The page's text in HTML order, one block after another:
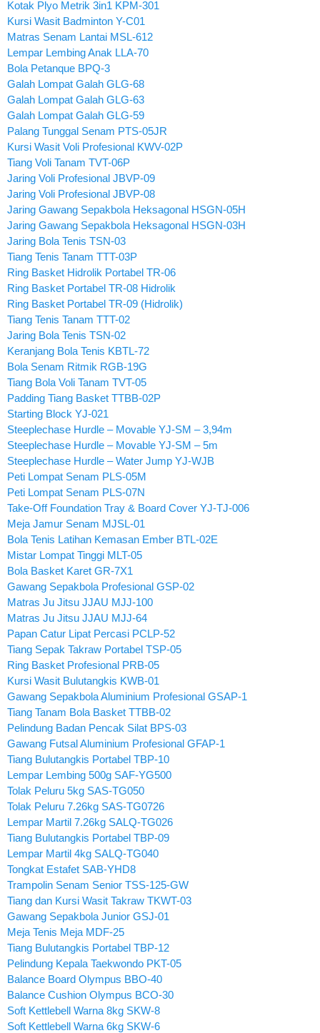
Kotak Plyo Metrik 3in1 KPM-301
Kursi Wasit Badminton Y-C01
Matras Senam Lantai MSL-612
Lempar Lembing Anak LLA-70
Bola Petanque BPQ-3
Galah Lompat Galah GLG-68
Galah Lompat Galah GLG-63
Galah Lompat Galah GLG-59
Palang Tunggal Senam PTS-05JR
Kursi Wasit Voli Profesional KWV-02P
Tiang Voli Tanam TVT-06P
Jaring Voli Profesional JBVP-09
Jaring Voli Profesional JBVP-08
Jaring Gawang Sepakbola Heksagonal HSGN-05H
Jaring Gawang Sepakbola Heksagonal HSGN-03H
Jaring Bola Tenis TSN-03
Tiang Tenis Tanam TTT-03P
Ring Basket Hidrolik Portabel TR-06
Ring Basket Portabel TR-08 Hidrolik
Ring Basket Portabel TR-09 (Hidrolik)
Tiang Tenis Tanam TTT-02
Jaring Bola Tenis TSN-02
Keranjang Bola Tenis KBTL-72
Bola Senam Ritmik RGB-19G
Tiang Bola Voli Tanam TVT-05
Padding Tiang Basket TTBB-02P
Starting Block YJ-021
Steeplechase Hurdle – Movable YJ-SM – 3,94m
Steeplechase Hurdle – Movable YJ-SM – 5m
Steeplechase Hurdle – Water Jump YJ-WJB
Peti Lompat Senam PLS-05M
Peti Lompat Senam PLS-07N
Take-Off Foundation Tray & Board Cover YJ-TJ-006
Meja Jamur Senam MJSL-01
Bola Tenis Latihan Kemasan Ember BTL-02E
Mistar Lompat Tinggi MLT-05
Bola Basket Karet GR-7X1
Gawang Sepakbola Profesional GSP-02
Matras Ju Jitsu JJAU MJJ-100
Matras Ju Jitsu JJAU MJJ-64
Papan Catur Lipat Percasi PCLP-52
Tiang Sepak Takraw Portabel TSP-05
Ring Basket Profesional PRB-05
Kursi Wasit Bulutangkis KWB-01
Gawang Sepakbola Aluminium Profesional GSAP-1
Tiang Tanam Bola Basket TTBB-02
Pelindung Badan Pencak Silat BPS-03
Gawang Futsal Aluminium Profesional GFAP-1
Tiang Bulutangkis Portabel TBP-10
Lempar Lembing 500g SAF-YG500
Tolak Peluru 5kg SAS-TG050
Tolak Peluru 7.26kg SAS-TG0726
Lempar Martil 7.26kg SALQ-TG026
Tiang Bulutangkis Portabel TBP-09
Lempar Martil 4kg SALQ-TG040
Tongkat Estafet SAB-YHD8
Trampolin Senam Senior TSS-125-GW
Tiang dan Kursi Wasit Takraw TKWT-03
Gawang Sepakbola Junior GSJ-01
Meja Tenis Meja MDF-25
Tiang Bulutangkis Portabel TBP-12
Pelindung Kepala Taekwondo PKT-05
Balance Board Olympus BBO-40
Balance Cushion Olympus BCO-30
Soft Kettlebell Warna 8kg SKW-8
Soft Kettlebell Warna 6kg SKW-6